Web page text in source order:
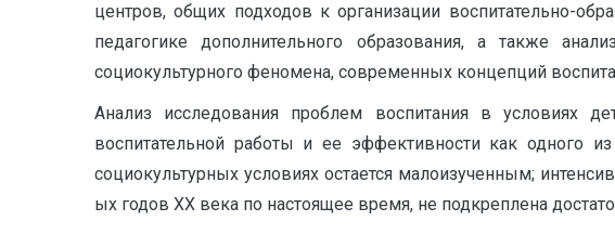
центров, общих подходов к организации воспитательно-
педагогике дополнительного образования, а также
социокультурного феномена, современных концепций
Анализ исследования проблем воспитания в условиях
воспитательной работы и ее эффективности как одного
социокультурных условиях остается малоизученным;
ых годов XX века по настоящее время, не подкреплена